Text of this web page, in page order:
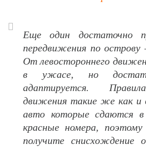
Еще один достаточно
передвижения по
От левостороннего
в ужасе, но
адаптируется.
движения такие же как и
авто которые сдаются
красные номера,
получите снисхождение